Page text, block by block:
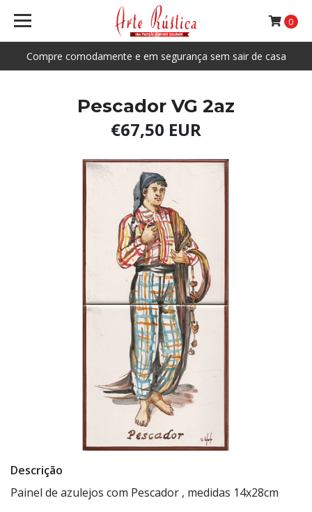
Compre comodamente e em segurança sem sair de casa
0
Pescador VG 2az
€67,50 EUR
Descrição
Painel de azulejos com Pescador , medidas 14x28cm